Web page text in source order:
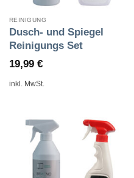
REINIGUNG
Dusch- und Spiegel
Reinigungs Set
19,99 €
inkl. MwSt.